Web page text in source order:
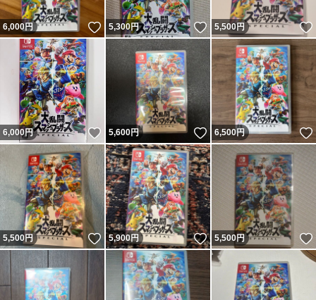
6,000円 いいね！
5,300円 いいね！
5,500円
6,000円 いいね！
5,600円 いいね！
6,500円
5,500円 いいね！
5,900円 いいね！
5,500円